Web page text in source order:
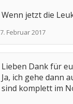
Wenn jetzt die
7. Februar 2017
Lieben Dank für
Ja, ich gehe dann
sind komplett im